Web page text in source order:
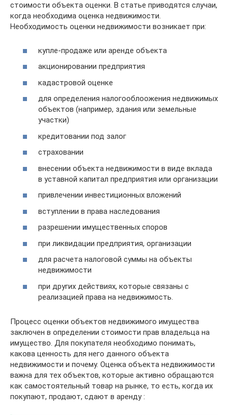
стоимости объекта оценки. В статье приводятся случаи,
когда необходима оценка недвижимости.
Необходимость оценки недвижимости возникает при:
купле-продаже или аренде объекта
акционировании предприятия
кадастровой оценке
для определения налогооблоожения недвижимых
объектов (например, здания или земельные
участки)
кредитовании под залог
страховании
внесении объекта недвижимости в виде вклада
в уставной капитал предприятия или организации
привлечении инвестиционных вложений
вступлении в права наследования
разрешении имущественных споров
при ликвидации предприятия, организации
для расчета налоговой суммы на объекты
недвижимости
при других действиях, которые связаны с
реализацией права на недвижимость.
Процесс оценки объектов недвижимого имущества
заключен в определении стоимости прав владельца на
имущество. Для покупателя необходимо понимать,
какова ценность для него данного объекта
недвижимости и почему. Оценка объекта недвижимости
важна для тех объектов, которые активно обращаются
как самостоятельный товар на рынке, то есть, когда их
покупают, продают, сдают в аренду :